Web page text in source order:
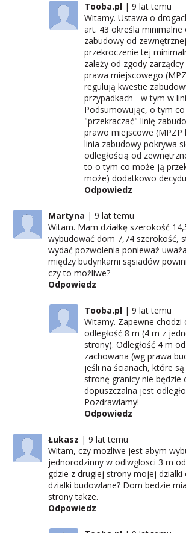
Tooba.pl
9 lat temu
Witamy. Ustawa o
art. 43 określa minimalne
zabudowy od
przekroczenie tej
zależy od zgody
prawa miejscowego
regulują kwestie
przypadkach - w tym w
Podsumowując, o tym
"przekraczać" linię
prawo miejscowe (MPZP
linia zabudowy pokrywa
odległością od
to o tym co może ją
może) dodatkowo
Odpowiedz
Martyna
9 lat temu
Witam. Mam działkę szerokość
wybudować dom 7,74 szerokość,
wydać pozwolenia ponieważ
między budynkami sąsiadów
czy to możliwe?
Odpowiedz
Tooba.pl
9 lat temu
Witamy. Zapewne chodzi
odległość 8 m (4 m z
strony). Odległość 4 m
zachowana (wg prawa
jeśli na ścianach, które
stronę granicy nie będzie
dopuszczalna jest
Pozdrawiamy!
Odpowiedz
Łukasz
9 lat temu
Witam, czy mozliwe jest abym
jednorodzinny w odlwglosci 3 m
gdzie z drugiej strony mojej dzialki
dzialki budowlane? Dom bedzie
strony takze.
Odpowiedz